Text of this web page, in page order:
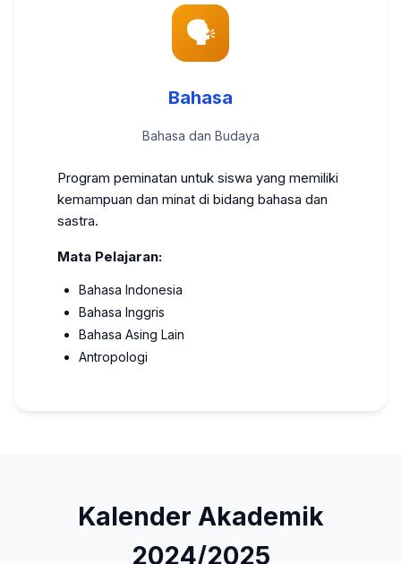
🗣️
Bahasa
Bahasa dan Budaya
Program peminatan untuk siswa yang memiliki
kemampuan dan minat di bidang bahasa dan
sastra.
Mata Pelajaran:
Bahasa Indonesia
Bahasa Inggris
Bahasa Asing Lain
Antropologi
Kalender Akademik
2024/2025